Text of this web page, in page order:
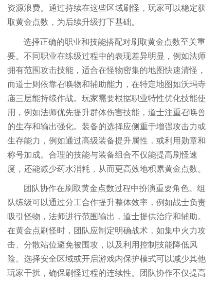
资源浪费。通过持续在这些区域刷怪，玩家可以稳定获
取黄金点数，为后续升级打下基础。
选择正确的职业和技能搭配对刷取黄金点数至关重
要。不同职业在练级过程中的表现差异明显，例如法师
拥有范围攻击技能，适合在怪物密集的地图快速清怪，
而道士则依靠召唤物和辅助能力，在特定地图如沃玛寺
庙三层能持续作战。玩家需要根据职业特性优化技能使
用，例如法师优先提升群体伤害技能，道士注重召唤兽
的生存和输出强化。装备的选择应侧重于增强攻击力或
生存能力，例如通过高级装备提升属性，或利用勋章和
称号加成。合理的技能与装备组合不仅能提高刷怪速
度，还能减少药水消耗，从而更高效地积累黄金点数。
团队协作在刷取黄金点数过程中扮演重要角色。组
队练级可以通过分工合作提升整体效率，例如战士负责
吸引怪物，法师进行范围输出，道士提供治疗和辅助。
在黄金点刷怪时，团队应制定明确战术，如集中火力攻
击、分散站位避免被围攻，以及利用控制技能降低风
险。选择安全区域或开启游戏内保护模式可以减少其他
玩家干扰，确保刷怪过程的连续性。团队协作不仅提高